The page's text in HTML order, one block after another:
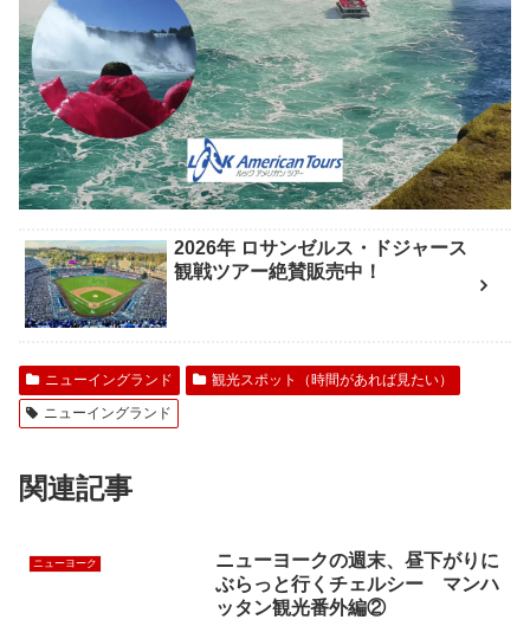
2026年 ロサンゼルス・ドジャース
観戦ツアー絶賛販売中！
ニューイングランド
観光スポット（時間があれば見たい）
ニューイングランド
関連記事
ニューヨーク
ニューヨークの週末、昼下がりに
ぶらっと行くチェルシー マンハ
ッタン観光番外編②